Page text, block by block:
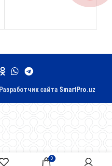
Разработчик сайтa SmartPro.uz
0